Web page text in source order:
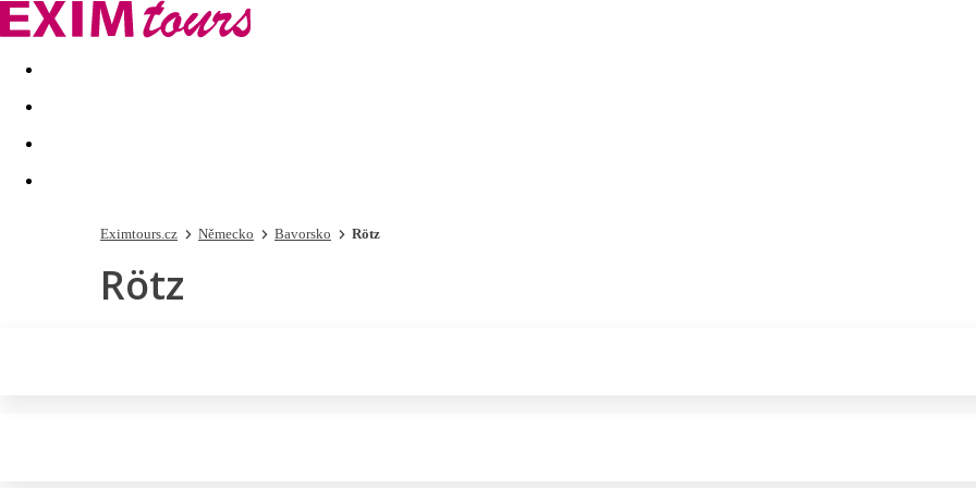
Akční nabídky Last minute
Eximtours.cz Německo Bavorsko Rötz
Rötz